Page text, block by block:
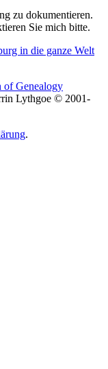
zu dokumentieren.
Sie mich bitte.
in die ganze Welt
of Genealogy
Lythgoe © 2001-
.